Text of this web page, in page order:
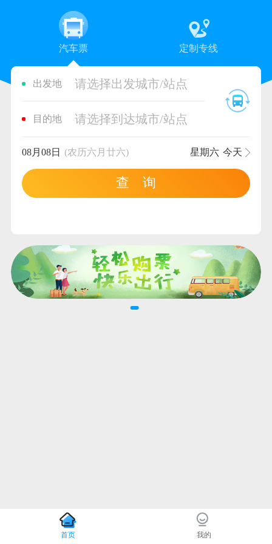
汽车票 定制专线
出发地 请选择出发城市/站点
目的地 请选择到达城市/站点
08月08日 (农历六月廿六) 星期六 今天
查 询
首页 我的